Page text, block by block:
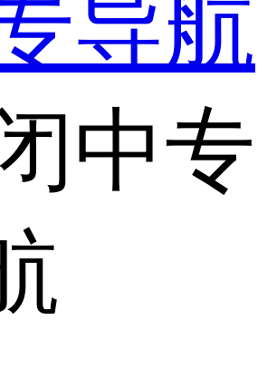
中专